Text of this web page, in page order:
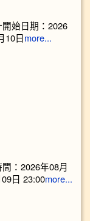
始日期：2026
10日 more...
：2026年08月
日 23:00more...